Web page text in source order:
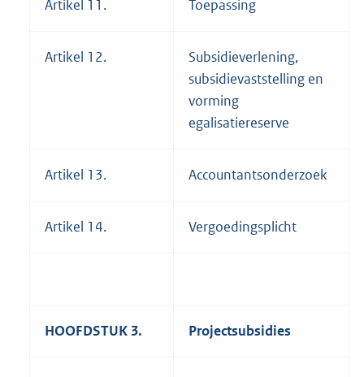
Artikel 11. Toepassing
Artikel 12.
Subsidieverlening,
subsidievaststelling en
vorming
egalisatiereserve
Artikel 13. Accountantsonderzoek
Artikel 14. Vergoedingsplicht
HOOFDSTUK 3. Projectsubsidies